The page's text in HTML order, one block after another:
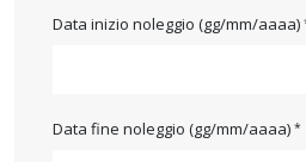
Data inizio noleggio (gg/mm/aaaa)
Data fine noleggio (gg/mm/aaaa)